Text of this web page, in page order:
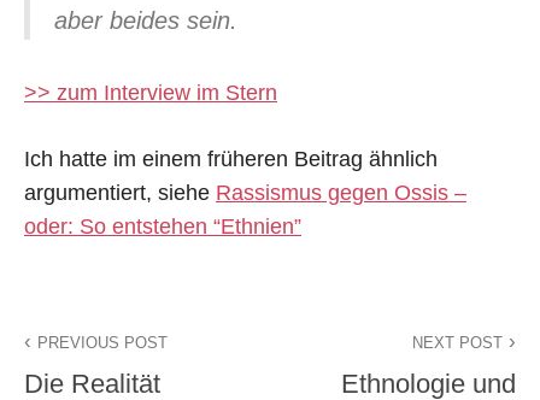
aber beides sein.
>> zum Interview im Stern
Ich hatte im einem früheren Beitrag ähnlich
argumentiert, siehe Rassismus gegen Ossis –
oder: So entstehen “Ethnien”
PREVIOUS POST
Die Realität
NEXT POST
Ethnologie und